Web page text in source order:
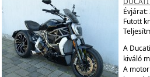
Évjárat:
Futott
A
kiváló
A